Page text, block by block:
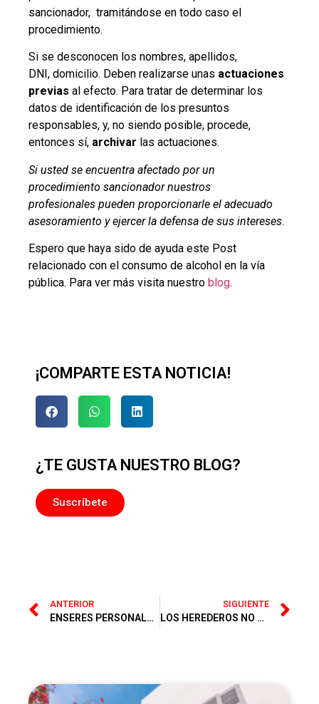
sancionador, tramitándose en todo caso el
procedimiento.
Si se desconocen los nombres, apellidos,
DNI, domicilio. Deben realizarse unas actuaciones
previas al efecto. Para tratar de determinar los
datos de identificación de los presuntos
responsables, y, no siendo posible, procede,
entonces sí, archivar las actuaciones.
Si usted se encuentra afectado por un
procedimiento sancionador nuestros
profesionales pueden proporcionarle el adecuado
asesoramiento y ejercer la defensa de sus intereses.
Espero que haya sido de ayuda este Post
relacionado con el consumo de alcohol en la vía
pública. Para ver más visita nuestro blog.
¡COMPARTE ESTA NOTICIA!
¿TE GUSTA NUESTRO BLOG?
Suscríbete
ANTERIOR
ENSERES PERSONALES DEL MENOR
SIGUIENTE
LOS HEREDEROS NO HAN DESIGNADO REPRESENTANTE